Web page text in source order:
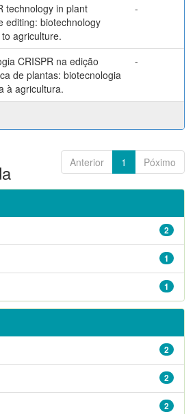
technology in plant
editing: biotechnology
agriculture.
-
CRISPR na edição
de plantas: biotecnologia
à agricultura.
-
Anterior 1 Póximo
2
1
1
2
2
2